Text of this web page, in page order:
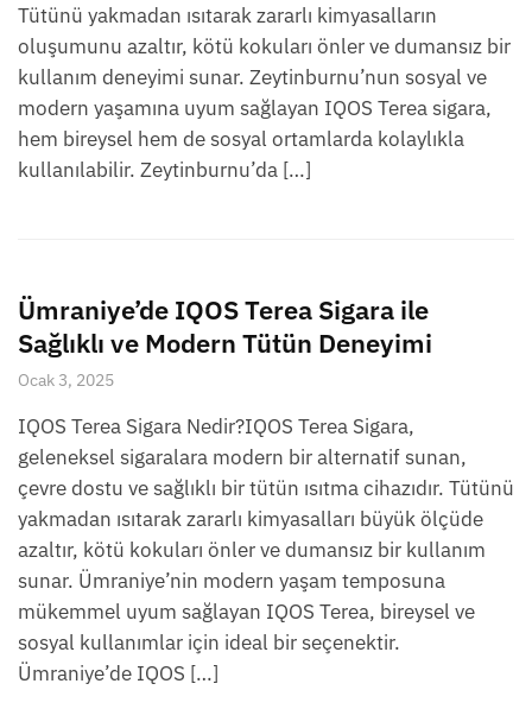
Tütünü yakmadan ısıtarak zararlı kimyasalların
oluşumunu azaltır, kötü kokuları önler ve dumansız bir
kullanım deneyimi sunar. Zeytinburnu’nun sosyal ve
modern yaşamına uyum sağlayan IQOS Terea sigara,
hem bireysel hem de sosyal ortamlarda kolaylıkla
kullanılabilir. Zeytinburnu’da […]
Ümraniye’de IQOS Terea Sigara ile
Sağlıklı ve Modern Tütün Deneyimi
Ocak 3, 2025
IQOS Terea Sigara Nedir?IQOS Terea Sigara,
geleneksel sigaralara modern bir alternatif sunan,
çevre dostu ve sağlıklı bir tütün ısıtma cihazıdır. Tütünü
yakmadan ısıtarak zararlı kimyasalları büyük ölçüde
azaltır, kötü kokuları önler ve dumansız bir kullanım
sunar. Ümraniye’nin modern yaşam temposuna
mükemmel uyum sağlayan IQOS Terea, bireysel ve
sosyal kullanımlar için ideal bir seçenektir.
Ümraniye’de IQOS […]